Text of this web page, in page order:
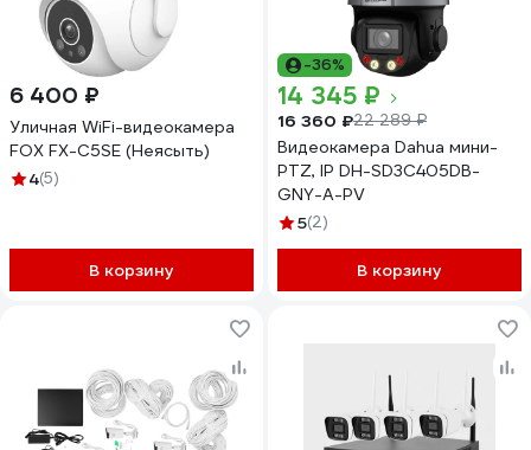
6 400 ₽
Уличная WiFi-видеокамера
FOX FX-C5SE (Неясыть)
4(5)
В корзину
-36%
14 345 ₽
16 360 ₽22 289 ₽
Видеокамера Dahua мини-
PTZ, IP DH-SD3C405DB-
GNY-A-PV
5(2)
В корзину